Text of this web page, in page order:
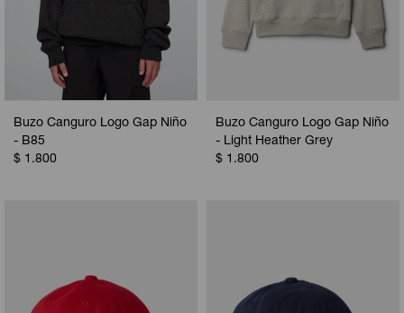
Buzo Canguro Logo Gap Niño
- B85
$ 1.800
Buzo Canguro Logo Gap Niño
- Light Heather Grey
$ 1.800